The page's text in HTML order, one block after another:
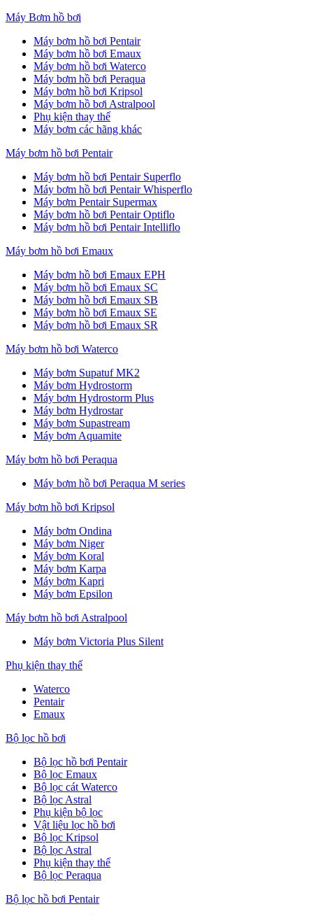
Máy Bơm hồ bơi
Máy bơm hồ bơi Pentair
Máy bơm hồ bơi Emaux
Máy bơm hồ bơi Waterco
Máy bơm hồ bơi Peraqua
Máy bơm hồ bơi Kripsol
Máy bơm hồ bơi Astralpool
Phụ kiện thay thế
Máy bơm các hãng khác
Máy bơm hồ bơi Pentair
Máy bơm hồ bơi Pentair Superflo
Máy bơm hồ bơi Pentair Whisperflo
Máy bơm Pentair Supermax
Máy bơm hồ bơi Pentair Optiflo
Máy bơm hồ bơi Pentair Intelliflo
Máy bơm hồ bơi Emaux
Máy bơm hồ bơi Emaux EPH
Máy bơm hồ bơi Emaux SC
Máy bơm hồ bơi Emaux SB
Máy bơm hồ bơi Emaux SE
Máy bơm hồ bơi Emaux SR
Máy bơm hồ bơi Waterco
Máy bơm Supatuf MK2
Máy bơm Hydrostorm
Máy bơm Hydrostorm Plus
Máy bơm Hydrostar
Máy bơm Supastream
Máy bơm Aquamite
Máy bơm hồ bơi Peraqua
Máy bơm hồ bơi Peraqua M series
Máy bơm hồ bơi Kripsol
Máy bơm Ondina
Máy bơm Niger
Máy bơm Koral
Máy bơm Karpa
Máy bơm Kapri
Máy bơm Epsilon
Máy bơm hồ bơi Astralpool
Máy bơm Victoria Plus Silent
Phụ kiện thay thế
Waterco
Pentair
Emaux
Bộ lọc hồ bơi
Bộ lọc hồ bơi Pentair
Bộ lọc Emaux
Bộ lọc cát Waterco
Bộ lọc Astral
Phụ kiện bộ lọc
Vật liệu lọc hồ bơi
Bộ lọc Kripsol
Bộ lọc Astral
Phụ kiện thay thế
Bộ lọc Peraqua
Bộ lọc hồ bơi Pentair